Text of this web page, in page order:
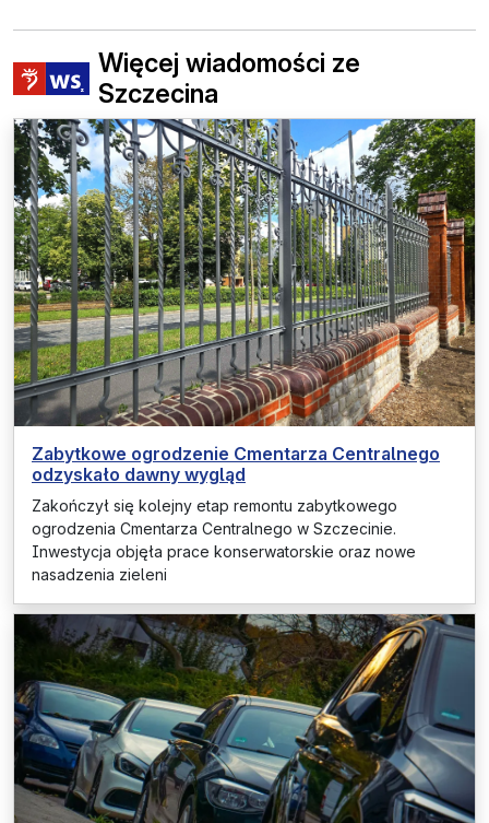
Więcej wiadomości ze
Szczecina
Zabytkowe ogrodzenie Cmentarza Centralnego
odzyskało dawny wygląd
Zakończył się kolejny etap remontu zabytkowego
ogrodzenia Cmentarza Centralnego w Szczecinie.
Inwestycja objęła prace konserwatorskie oraz nowe
nasadzenia zieleni